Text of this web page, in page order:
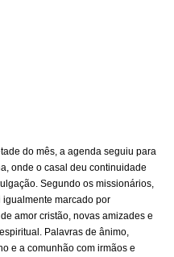
do mês, a agenda seguiu para
onde o casal deu continuidade
Segundo os missionários,
igualmente marcado por
amor cristão, novas amizades e
Palavras de ânimo,
e a comunhão com irmãos e